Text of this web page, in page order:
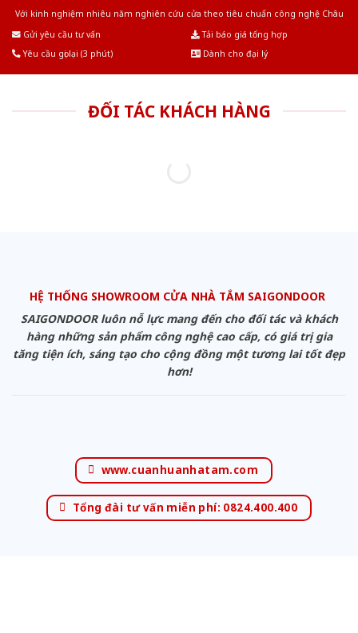
Với kinh nghiệm nhiêu năm nghiên cứu cửa theo tiêu chuẩn công nghệ Châu
Gửi yêu cầu tư vấn
Tải báo giá tổng hợp
Yêu cầu gọi lại (3 phút)
Dành cho đại lý
ĐỐI TÁC KHÁCH HÀNG
HỆ THỐNG SHOWROOM CỬA NHÀ TẮM SAIGONDOOR
SAIGONDOOR luôn nỗ lực mang đến cho đối tác và khách
hàng những sản phẩm công nghệ cao cấp, có giá trị gia
tăng tiện ích, sáng tạo cho cộng đồng một tương lai tốt đẹp
hơn!
www.cuanhuanhatam.com
Tổng đài tư vấn miễn phí: 0824.400.400